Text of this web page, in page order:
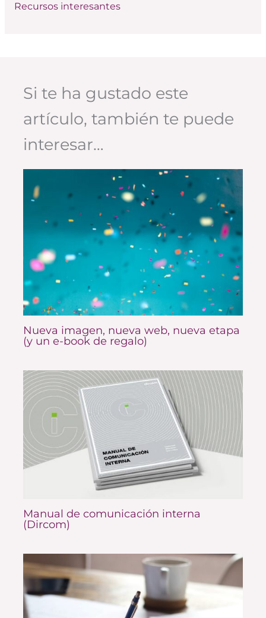
Recursos interesantes
Si te ha gustado este
artículo, también te puede
interesar…
Nueva imagen, nueva web, nueva etapa
(y un e-book de regalo)
Manual de comunicación interna
(Dircom)